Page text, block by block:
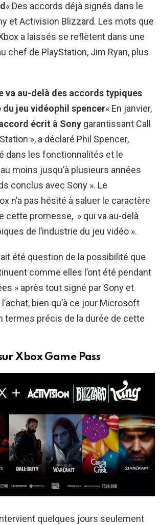
« Des accords déjà signés dans le
et Activision Blizzard. Les mots que
a laissés se reflètent dans une
chef de PlayStation, Jim Ryan, plus
va au-delà des accords typiques
du jeu vidéophil spencer« En janvier,
écrit à Sony garantissant Call
», a déclaré Phil Spencer,
dans les fonctionnalités et le
moins jusqu’à plusieurs années
conclus avec Sony ». Le
n’a pas hésité à saluer le caractère
cette promesse, » qui va au-delà
de l’industrie du jeu vidéo ».
été question de la possibilité que
comme elles l’ont été pendant
» après tout signé par Sony et
bien qu’à ce jour Microsoft
termes précis de la durée de cette
Xbox Game Pass
quelques jours seulement